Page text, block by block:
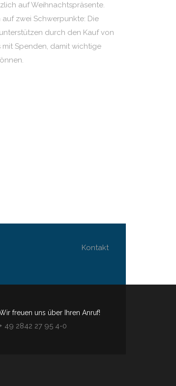
auf Weihnachtspräsente.
zwei Schwerpunkte: Die
durch den Kauf von
Spenden, damit wichtige
Kontakt
freuen uns über Ihren Anruf!
+ 49 2842 27 95 4-0